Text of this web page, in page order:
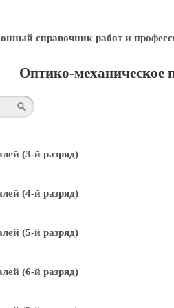
справочник работ и
Оптико-механическое
(3-й разряд)
(4-й разряд)
(5-й разряд)
(6-й разряд)